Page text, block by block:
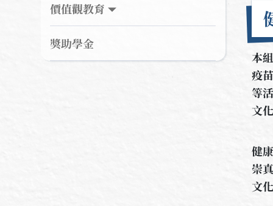
價值觀教育
獎助學金
本
疫
等
文
健
崇
文